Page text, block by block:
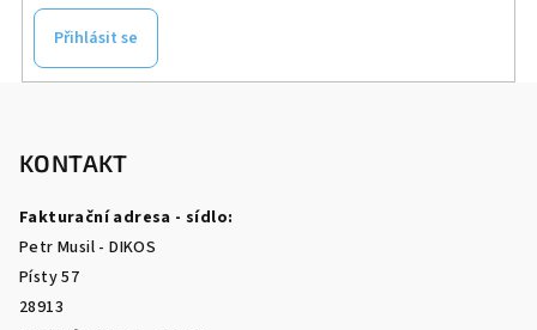
Přihlásit se
KONTAKT
Fakturační adresa - sídlo:
Petr Musil - DIKOS
Písty 57
28913